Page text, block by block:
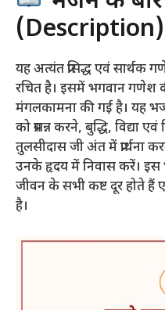
(Description)
यह अत्यंत प्रसिद्ध एवं
रचित है। इसमें भगवान गणेश
मंगलकामना की गई है। यह
को प्रसन्न करने, बुद्धि, विद्या एवं
तुलसीदास जी अंत में प्रार्थना
उनके हृदय में निवास करें।
जीवन के सभी कष्ट दूर होते हैं
है।